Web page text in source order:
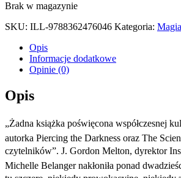
Brak w magazynie
SKU: ILL-9788362476046 Kategoria: Magia
Opis
Informacje dodatkowe
Opinie (0)
Opis
„Żadna książka poświęcona współczesnej
autorka Piercing the Darkness oraz The
czytelników”. J. Gordon Melton,
Michelle Belanger nakłoniła ponad